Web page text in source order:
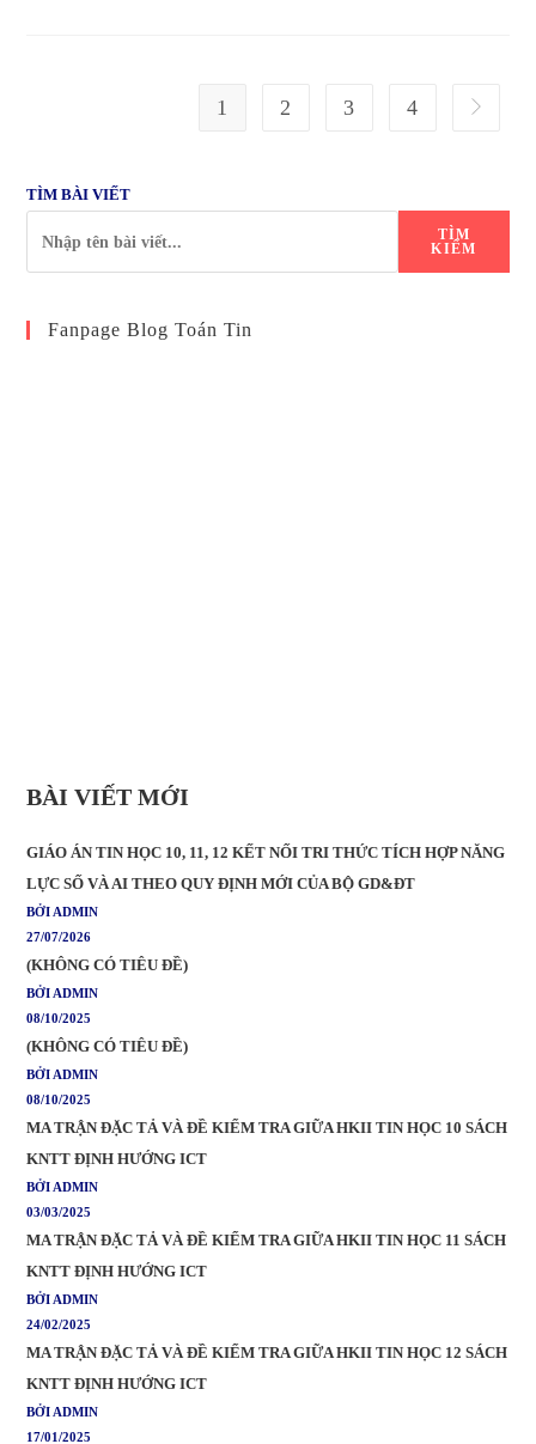
1 2 3 4 Go to
TÌM BÀI VIẾT
TÌM
KIẾM
Fanpage Blog Toán Tin
BÀI VIẾT MỚI
GIÁO ÁN TIN HỌC 10, 11, 12 KẾT NỐI TRI THỨC TÍCH HỢP NĂNG
LỰC SỐ VÀ AI THEO QUY ĐỊNH MỚI CỦA BỘ GD&ĐT
BỞI ADMIN
27/07/2026
(KHÔNG CÓ TIÊU ĐỀ)
BỞI ADMIN
08/10/2025
(KHÔNG CÓ TIÊU ĐỀ)
BỞI ADMIN
08/10/2025
MA TRẬN ĐẶC TẢ VÀ ĐỀ KIỂM TRA GIỮA HKII TIN HỌC 10 SÁCH
KNTT ĐỊNH HƯỚNG ICT
BỞI ADMIN
03/03/2025
MA TRẬN ĐẶC TẢ VÀ ĐỀ KIỂM TRA GIỮA HKII TIN HỌC 11 SÁCH
KNTT ĐỊNH HƯỚNG ICT
BỞI ADMIN
24/02/2025
MA TRẬN ĐẶC TẢ VÀ ĐỀ KIỂM TRA GIỮA HKII TIN HỌC 12 SÁCH
KNTT ĐỊNH HƯỚNG ICT
BỞI ADMIN
17/01/2025